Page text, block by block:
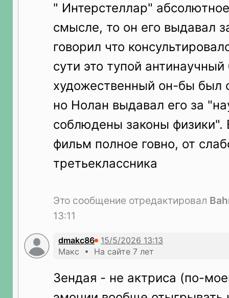
" Интерстеллар"
смысле, то он его выдавал
говорил что
сути это тупой
художественный он-бы
но Нолан выдавал его за
соблюдены законы
фильм полное говно, от
третьеклассника
Это сообщение отредактировал
13:11
dmakc86
Макс • На сайте 7 лет
Зендая - не актриса (по-